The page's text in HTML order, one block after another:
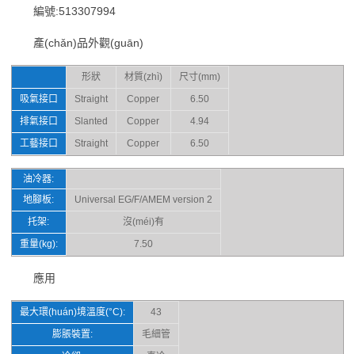
編號:513307994
產(chǎn)品外觀(guān)
形狀 材質(zhì)
尺寸(mm)
吸氣接口
Straight Copper
6.50
排氣接口
Slanted Copper
4.94
工藝接口
Straight Copper 6.50
油冷器:
地腳板:
Universal EG/F/AMEM version 2
托架:
沒(méi)有
重量(kg):
7.50
應用
最大環(huán)境溫度(°C):
43
膨脹裝置:
毛細管